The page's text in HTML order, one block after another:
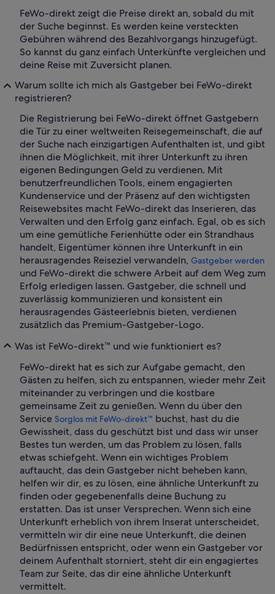
FeWo-direkt zeigt die Preise direkt an, sobald du mit
der Suche beginnst. Es werden keine versteckten
Gebühren während des Bezahlvorgangs hinzugefügt.
So kannst du ganz einfach Unterkünfte vergleichen und
deine Reise mit Zuversicht planen.
Warum sollte ich mich als Gastgeber bei FeWo-direkt
registrieren?
Die Registrierung bei FeWo-direkt öffnet Gastgebern
die Tür zu einer weltweiten Reisegemeinschaft, die auf
der Suche nach einzigartigen Aufenthalten ist, und gibt
ihnen die Möglichkeit, mit ihrer Unterkunft zu ihren
eigenen Bedingungen Geld zu verdienen. Mit
benutzerfreundlichen Tools, einem engagierten
Kundenservice und der Präsenz auf den wichtigsten
Reisewebsites macht FeWo-direkt das Inserieren, das
Verwalten und den Erfolg ganz einfach. Egal, ob es sich
um eine gemütliche Ferienhütte oder ein Strandhaus
handelt, Eigentümer können ihre Unterkunft in ein
herausragendes Reiseziel verwandeln, Gastgeber werden
und FeWo-direkt die schwere Arbeit auf dem Weg zum
Erfolg erledigen lassen. Gastgeber, die schnell und
zuverlässig kommunizieren und konsistent ein
herausragendes Gästeerlebnis bieten, verdienen
zusätzlich das Premium-Gastgeber-Logo.
Was ist FeWo-direkt™ und wie funktioniert es?
FeWo-direkt hat es sich zur Aufgabe gemacht, den
Gästen zu helfen, sich zu entspannen, wieder mehr Zeit
miteinander zu verbringen und die kostbare
gemeinsame Zeit zu genießen. Wenn du über den
Service Sorglos mit FeWo-direkt™ buchst, hast du die
Gewissheit, dass du geschützt bist und dass wir unser
Bestes tun werden, um das Problem zu lösen, falls
etwas schiefgeht. Wenn ein wichtiges Problem
auftaucht, das dein Gastgeber nicht beheben kann,
helfen wir dir, es zu lösen, eine ähnliche Unterkunft zu
finden oder gegebenenfalls deine Buchung zu
erstatten. Das ist unser Versprechen. Wenn sich eine
Unterkunft erheblich von ihrem Inserat unterscheidet,
vermitteln wir dir eine neue Unterkunft, die deinen
Bedürfnissen entspricht, oder wenn ein Gastgeber vor
deinem Aufenthalt storniert, steht dir ein engagiertes
Team zur Seite, das dir eine ähnliche Unterkunft
vermittelt.